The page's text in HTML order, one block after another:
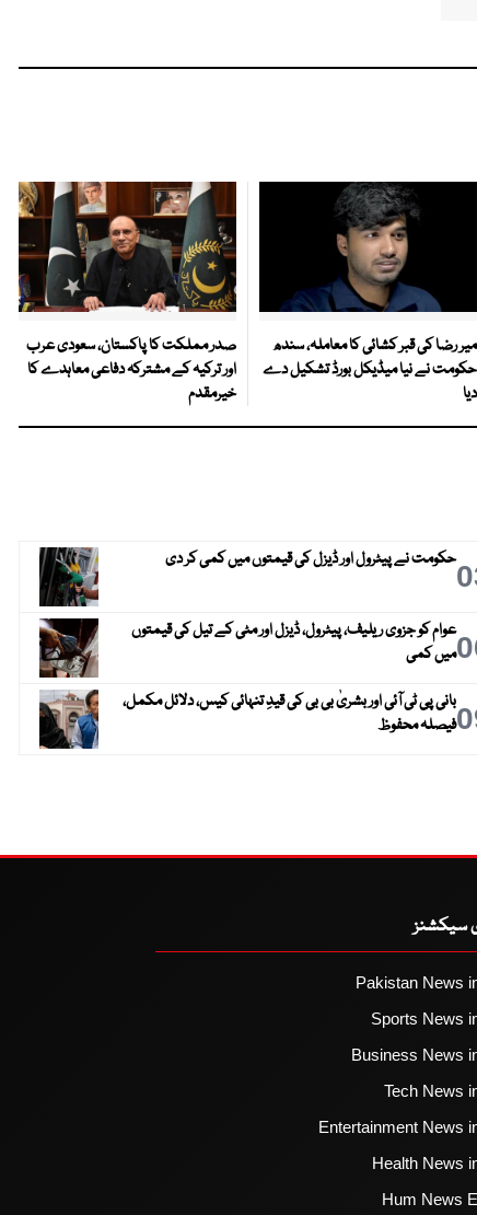
میر رضا کی قبر کشائی کا معاملہ، سندھ
حکومت نے نیا میڈیکل بورڈ تشکیل دے
دیا
صدر مملکت کا پاکستان، سعودی عرب
اور ترکیہ کے مشترکہ دفاعی معاہدے کا
خیرمقدم
حکومت نے پیٹرول اور ڈیزل کی قیمتوں میں کمی کر دی
عوام کو جزوی ریلیف، پیٹرول، ڈیزل اور مٹی کے تیل کی قیمتوں
میں کمی
بانی پی ٹی آئی اور بشریٰ بی بی کی قیدِ تنہائی کیس، دلائل مکمل،
فیصلہ محفوظ
سیکشنز
Pakistan News
Sports News
Business News
Tech News
Entertainment News
Health News
Hum News